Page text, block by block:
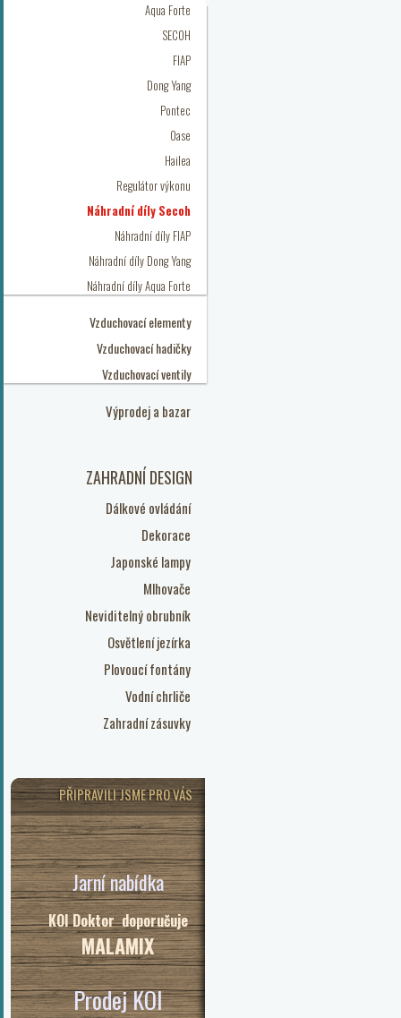
Aqua Forte
SECOH
FIAP
Dong Yang
Pontec
Oase
Hailea
Regulátor výkonu
Náhradní díly Secoh
Náhradní díly FIAP
Náhradní díly Dong Yang
Náhradní díly Aqua Forte
Vzduchovací elementy
Vzduchovací hadičky
Vzduchovací ventily
Výprodej a bazar
ZAHRADNÍ DESIGN
Dálkové ovládání
Dekorace
Japonské lampy
Mlhovače
Neviditelný obrubník
Osvětlení jezírka
Plovoucí fontány
Vodní chrliče
Zahradní zásuvky
PŘIPRAVILI JSME PRO VÁS
Jarní nabídka
KOI Doktor doporučuje
MALAMIX
Prodej KOI